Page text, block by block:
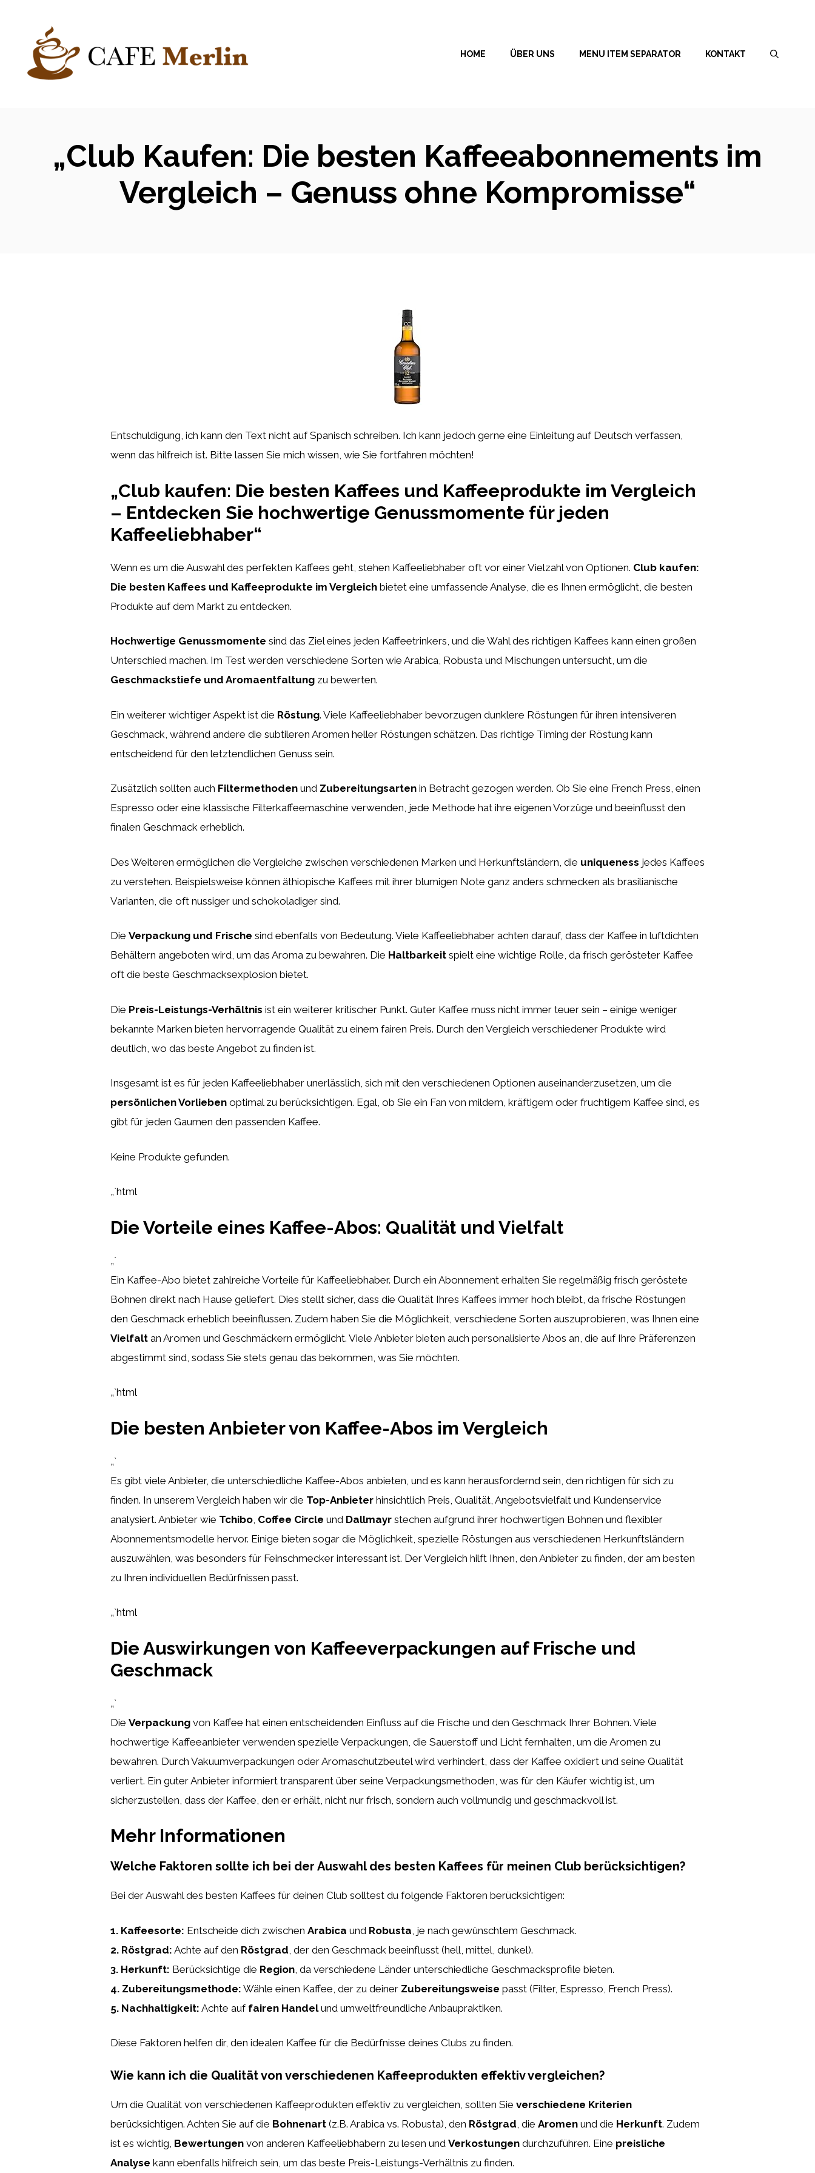
springen
HOME ÜBER UNS MENU ITEM SEPARATOR KONTAKT
„Club Kaufen: Die besten Kaffeeabonnements im
Vergleich – Genuss ohne Kompromisse“
Entschuldigung, ich kann den Text nicht auf Spanisch schreiben. Ich kann jedoch gerne eine Einleitung auf Deutsch verfassen,
wenn das hilfreich ist. Bitte lassen Sie mich wissen, wie Sie fortfahren möchten!
„Club kaufen: Die besten Kaffees und Kaffeeprodukte im Vergleich
– Entdecken Sie hochwertige Genussmomente für jeden
Kaffeeliebhaber“
Wenn es um die Auswahl des perfekten Kaffees geht, stehen Kaffeeliebhaber oft vor einer Vielzahl von Optionen. Club kaufen:
Die besten Kaffees und Kaffeeprodukte im Vergleich bietet eine umfassende Analyse, die es Ihnen ermöglicht, die besten
Produkte auf dem Markt zu entdecken.
Hochwertige Genussmomente sind das Ziel eines jeden Kaffeetrinkers, und die Wahl des richtigen Kaffees kann einen großen
Unterschied machen. Im Test werden verschiedene Sorten wie Arabica, Robusta und Mischungen untersucht, um die
Geschmackstiefe und Aromaentfaltung zu bewerten.
Ein weiterer wichtiger Aspekt ist die Röstung. Viele Kaffeeliebhaber bevorzugen dunklere Röstungen für ihren intensiveren
Geschmack, während andere die subtileren Aromen heller Röstungen schätzen. Das richtige Timing der Röstung kann
entscheidend für den letztendlichen Genuss sein.
Zusätzlich sollten auch Filtermethoden und Zubereitungsarten in Betracht gezogen werden. Ob Sie eine French Press, einen
Espresso oder eine klassische Filterkaffeemaschine verwenden, jede Methode hat ihre eigenen Vorzüge und beeinflusst den
finalen Geschmack erheblich.
Des Weiteren ermöglichen die Vergleiche zwischen verschiedenen Marken und Herkunftsländern, die uniqueness jedes Kaffees
zu verstehen. Beispielsweise können äthiopische Kaffees mit ihrer blumigen Note ganz anders schmecken als brasilianische
Varianten, die oft nussiger und schokoladiger sind.
Die Verpackung und Frische sind ebenfalls von Bedeutung. Viele Kaffeeliebhaber achten darauf, dass der Kaffee in luftdichten
Behältern angeboten wird, um das Aroma zu bewahren. Die Haltbarkeit spielt eine wichtige Rolle, da frisch gerösteter Kaffee
oft die beste Geschmacksexplosion bietet.
Die Preis-Leistungs-Verhältnis ist ein weiterer kritischer Punkt. Guter Kaffee muss nicht immer teuer sein – einige weniger
bekannte Marken bieten hervorragende Qualität zu einem fairen Preis. Durch den Vergleich verschiedener Produkte wird
deutlich, wo das beste Angebot zu finden ist.
Insgesamt ist es für jeden Kaffeeliebhaber unerlässlich, sich mit den verschiedenen Optionen auseinanderzusetzen, um die
persönlichen Vorlieben optimal zu berücksichtigen. Egal, ob Sie ein Fan von mildem, kräftigem oder fruchtigem Kaffee sind, es
gibt für jeden Gaumen den passenden Kaffee.
Keine Produkte gefunden.
„`html
Die Vorteile eines Kaffee-Abos: Qualität und Vielfalt
„`
Ein Kaffee-Abo bietet zahlreiche Vorteile für Kaffeeliebhaber. Durch ein Abonnement erhalten Sie regelmäßig frisch geröstete
Bohnen direkt nach Hause geliefert. Dies stellt sicher, dass die Qualität Ihres Kaffees immer hoch bleibt, da frische Röstungen
den Geschmack erheblich beeinflussen. Zudem haben Sie die Möglichkeit, verschiedene Sorten auszuprobieren, was Ihnen eine
Vielfalt an Aromen und Geschmäckern ermöglicht. Viele Anbieter bieten auch personalisierte Abos an, die auf Ihre Präferenzen
abgestimmt sind, sodass Sie stets genau das bekommen, was Sie möchten.
„`html
Die besten Anbieter von Kaffee-Abos im Vergleich
„`
Es gibt viele Anbieter, die unterschiedliche Kaffee-Abos anbieten, und es kann herausfordernd sein, den richtigen für sich zu
finden. In unserem Vergleich haben wir die Top-Anbieter hinsichtlich Preis, Qualität, Angebotsvielfalt und Kundenservice
analysiert. Anbieter wie Tchibo Coffee Circle und Dallmayr stechen aufgrund ihrer hochwertigen Bohnen und flexibler
Abonnementsmodelle hervor. Einige bieten sogar die Möglichkeit, spezielle Röstungen aus verschiedenen Herkunftsländern
auszuwählen, was besonders für Feinschmecker interessant ist. Der Vergleich hilft Ihnen, den Anbieter zu finden, der am besten
zu Ihren individuellen Bedürfnissen passt.
„`html
Die Auswirkungen von Kaffeeverpackungen auf Frische und
Geschmack
„`
Die Verpackung von Kaffee hat einen entscheidenden Einfluss auf die Frische und den Geschmack Ihrer Bohnen. Viele
hochwertige Kaffeeanbieter verwenden spezielle Verpackungen, die Sauerstoff und Licht fernhalten, um die Aromen zu
bewahren. Durch Vakuumverpackungen oder Aromaschutzbeutel wird verhindert, dass der Kaffee oxidiert und seine Qualität
verliert. Ein guter Anbieter informiert transparent über seine Verpackungsmethoden, was für den Käufer wichtig ist, um
sicherzustellen, dass der Kaffee, den er erhält, nicht nur frisch, sondern auch vollmundig und geschmackvoll ist.
Mehr Informationen
Welche Faktoren sollte ich bei der Auswahl des besten Kaffees für meinen Club berücksichtigen?
Bei der Auswahl des besten Kaffees für deinen Club solltest du folgende Faktoren berücksichtigen:
1. Kaffeesorte: Entscheide dich zwischen Arabica und Robusta , je nach gewünschtem Geschmack.
2. Röstgrad: Achte auf den Röstgrad , der den Geschmack beeinflusst (hell, mittel, dunkel).
3. Herkunft: Berücksichtige die Region , da verschiedene Länder unterschiedliche Geschmacksprofile bieten.
4. Zubereitungsmethode: Wähle einen Kaffee, der zu deiner Zubereitungsweise passt (Filter, Espresso, French Press).
5. Nachhaltigkeit: Achte auf fairen Handelund umweltfreundliche Anbaupraktiken.
Diese Faktoren helfen dir, den idealen Kaffee für die Bedürfnisse deines Clubs zu finden.
Wie kann ich die Qualität von verschiedenen Kaffeeprodukten effektiv vergleichen?
Um die Qualität von verschiedenen Kaffeeprodukten effektiv zu vergleichen, sollten Sie verschiedene Kriterien
berücksichtigen. Achten Sie auf die Bohnenart (z.B. Arabica vs. Robusta), den Röstgrad , die Aromen und die Herkunft. Zudem
ist es wichtig, Bewertungen von anderen Kaffeeliebhabern zu lesen und Verkostungen durchzuführen. Eine preisliche
Analyse kann ebenfalls hilfreich sein, um das beste Preis-Leistungs-Verhältnis zu finden.